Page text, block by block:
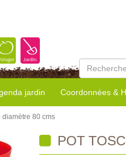
jardin Coordonnées &
diamètre 80 cms
POT